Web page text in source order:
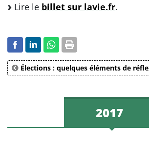
Lire le billet sur lavie.fr.
Élections : quelques éléments de
2017